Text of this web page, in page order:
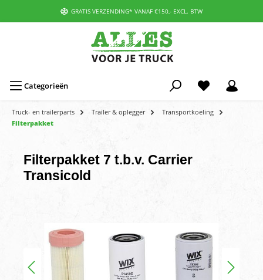
GRATIS VERZENDING* VANAF €150,- EXCL. BTW
Categorieën
Truck- en trailerparts Trailer & oplegger
Transportkoeling
Filterpakket
Filterpakket 7 t.b.v. Carrier
Transicold